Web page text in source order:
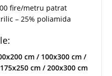
fire/metru patrat
– 25% poliamida
cm / 100x300 cm /
cm / 200x300 cm